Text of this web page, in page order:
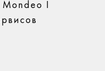
Mondeo I